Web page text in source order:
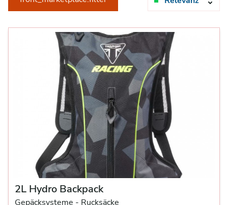
2L Hydro Backpack
Gepäcksysteme - Rucksäcke